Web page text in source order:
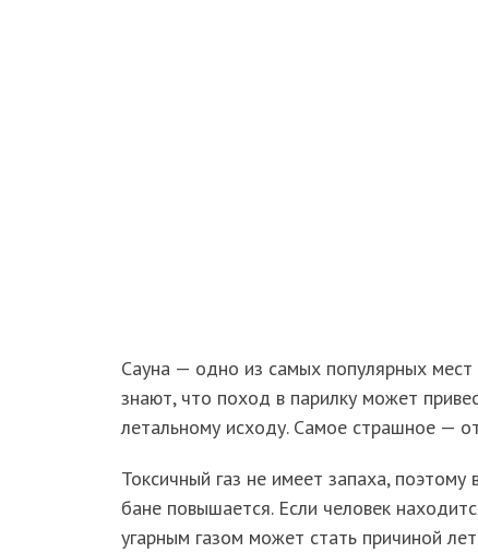
Сауна — одно из самых популярных
знают, что поход в парилку может
летальному исходу. Самое страшное —
Токсичный газ не имеет запаха, поэтому
бане повышается. Если человек
угарным газом может стать причиной